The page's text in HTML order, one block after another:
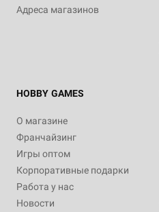
Адреса магазинов
HOBBY GAMES
О магазине
Франчайзинг
Игры оптом
Корпоративные подарки
Работа у нас
Новости